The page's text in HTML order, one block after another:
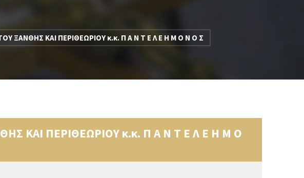
ΞΑΝΘΗΣ ΚΑΙ ΠΕΡΙΘΕΩΡΙΟΥ κ.κ. Π Α Ν Τ Ε Λ Ε Η Μ Ο Ν Ο Σ
ΚΑΙ ΠΕΡΙΘΕΩΡΙΟΥ κ.κ. Π Α Ν Τ Ε Λ Ε Η Μ Ο